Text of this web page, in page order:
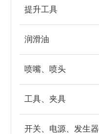
提升工具
润滑油
喷嘴、喷头
工具、夹具
开关、电源、发生器